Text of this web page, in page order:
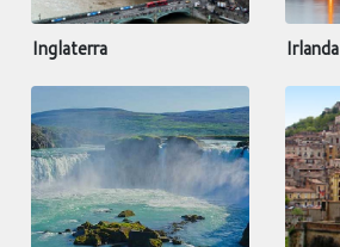
Inglaterra Irlanda